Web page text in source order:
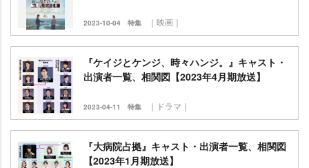
2023-10-04 特集 ｜映画｜
『ケイジとケンジ、時々ハンジ。』キャスト・
出演者一覧、相関図【2023年4月期放送】
2023-04-11 特集 ｜ドラマ｜
『大病院占拠』キャスト・出演者一覧、相関図
【2023年1月期放送】